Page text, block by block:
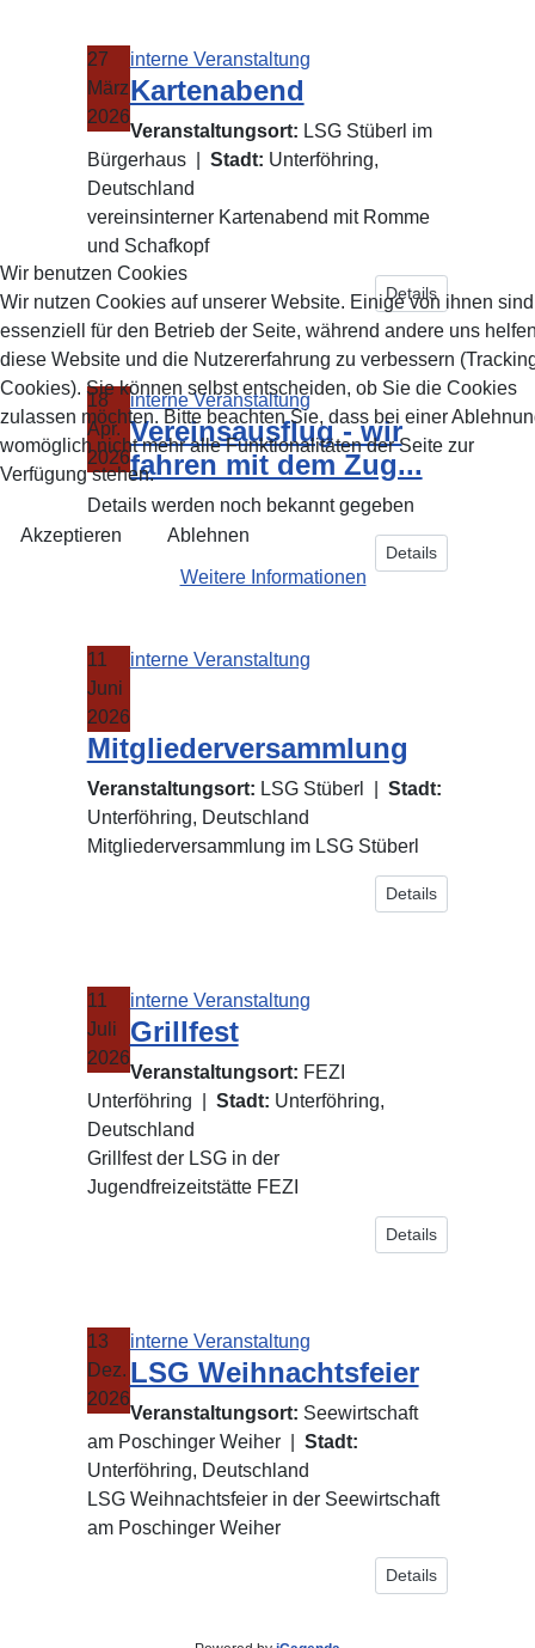
27
März
2026
interne Veranstaltung
Kartenabend
Veranstaltungsort: LSG Stüberl im
Bürgerhaus
Stadt: Unterföhring,
Deutschland
vereinsinterner Kartenabend mit Romme
und Schafkopf
Details
18
Apr.
2026
interne Veranstaltung
Vereinsausflug - wir
fahren mit dem Zug...
Details werden noch bekannt gegeben
Details
11
Juni
2026
interne Veranstaltung
Mitgliederversammlung
Veranstaltungsort: LSG Stüberl
Stadt:
Unterföhring, Deutschland
Mitgliederversammlung im LSG Stüberl
Details
11
Juli
2026
interne Veranstaltung
Grillfest
Veranstaltungsort: FEZI
Unterföhring
Stadt: Unterföhring,
Deutschland
Grillfest der LSG in der
Jugendfreizeitstätte FEZI
Details
13
Dez.
2026
interne Veranstaltung
LSG Weihnachtsfeier
Veranstaltungsort: Seewirtschaft
am Poschinger Weiher
Stadt:
Unterföhring, Deutschland
LSG Weihnachtsfeier in der Seewirtschaft
am Poschinger Weiher
Details
Wir benutzen Cookies
Wir nutzen Cookies auf unserer Website. Einige von ihnen sind
essenziell für den Betrieb der Seite, während andere uns
diese Website und die Nutzererfahrung zu verbessern
Cookies). Sie können selbst entscheiden, ob Sie die Cookies
zulassen möchten. Bitte beachten Sie, dass bei einer
womöglich nicht mehr alle Funktionalitäten der Seite zur
Verfügung stehen.
Akzeptieren Ablehnen
Weitere Informationen